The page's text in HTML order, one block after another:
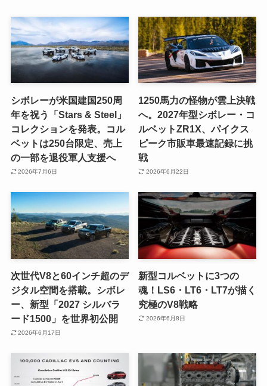
シボレーが米国建国250周
年を祝う「Stars & Steel」
コレクションを発表。コル
ベットは250台限定、売上
の一部を退役軍人支援へ
2026年7月6日
1250馬力の怪物が雲上決戦
へ。2027年型シボレー・コ
ルベットZR1X、パイクス
ピーク市販車最速記録に挑
戦
2026年6月22日
次世代V8と60インチ超のデ
ジタル空間を搭載。シボレ
ー、新型「2027 シルバラ
ード1500」を世界初公開
2026年6月17日
新型コルベットに3つの
魂！LS6・LT6・LT7が描く
究極のV8戦略
2026年6月8日